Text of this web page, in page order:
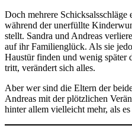
Doch mehrere
während der unerfüllte
stellt. Sandra und Andreas
auf ihr Familienglück. Als sie
Haustür finden und wenig später
tritt, verändert sich alles.
Aber wer sind die Eltern der
Andreas mit der plötzlichen
hinter allem vielleicht mehr, als